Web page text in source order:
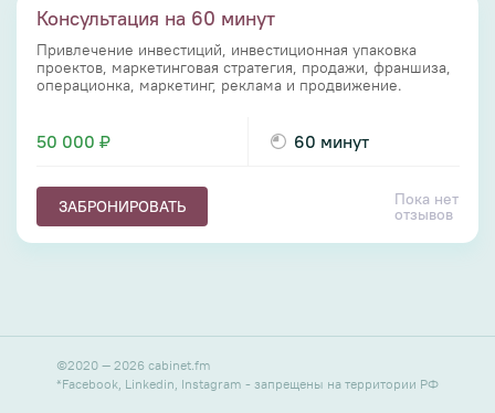
Консультация на 60 минут
Привлечение инвестиций, инвестиционная упаковка
проектов, маркетинговая стратегия, продажи, франшиза,
операционка, маркетинг, реклама и продвижение.
50 000 ₽ 60 минут
ЗАБРОНИРОВАТЬ Пока нет
отзывов
©2020 — 2026 cabinet.fm
*Facebook, Linkedin, Instagram - запрещены на территории РФ